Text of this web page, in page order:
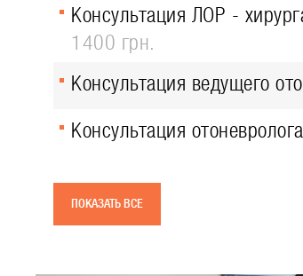
Консультация ЛОР -
1400 грн.
Консультация ведущего
Консультация отоневролога
ПОКАЗАТЬ ВСЕ